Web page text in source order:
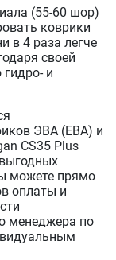
(55-60 шор)
коврики
в 4 раза легче
своей
и
ЭВА (ЕВА) и
CS35 Plus
можете прямо
оплаты и
менеджера по